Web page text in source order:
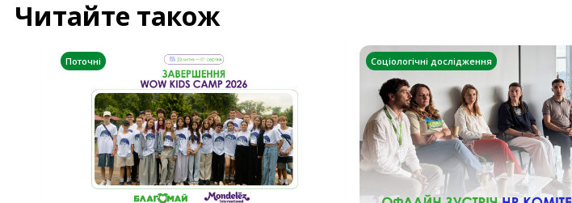
Читайте також
Поточні Соціологічні дослідження